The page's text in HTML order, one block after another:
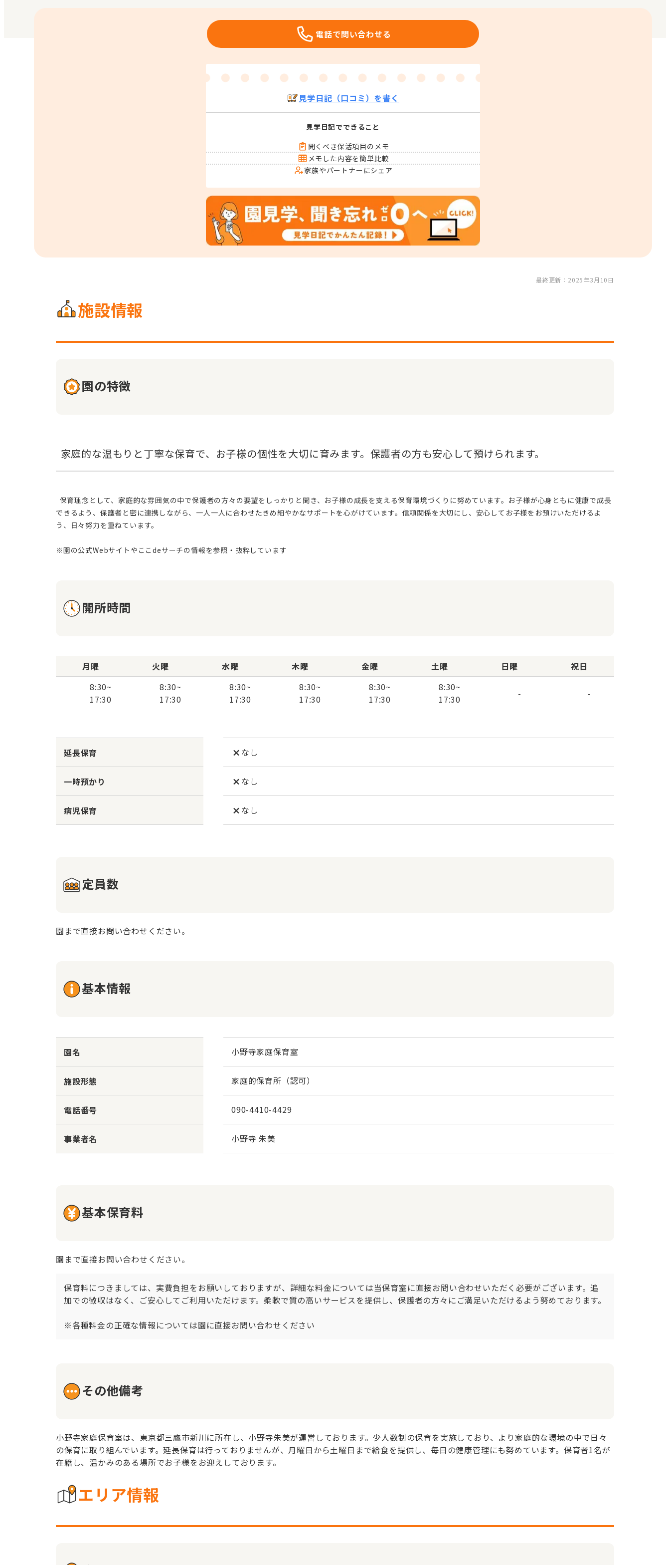
電話で問い合わせる
見学日記（口コミ）を書く
見学日記でできること
聞くべき保活項目のメモ
メモした内容を簡単比較
家族やパートナーにシェア
最終更新：2025年3月10日
施設情報
園の特徴
できるよう、保護者と密に連携しながら、一人一人に合わせたきめ細やかなサポートを心がけています。信頼関係を大切にし、安心してお子様をお預けいただけるよ
う、日々努力を重ねています。
開所時間
月曜
8:30~
17:30
火曜
8:30~
17:30
水曜
8:30~
17:30
木曜
8:30~
17:30
金曜
8:30~
17:30
土曜
8:30~
17:30
日曜
-
祝日
-
延長保育 なし
一時預かり なし
病児保育 なし
定員数
園まで直接お問い合わせください。
基本情報
園名 小野寺家庭保育室
施設形態 家庭的保育所（認可）
電話番号 090-4410-4429
事業者名 小野寺 朱美
基本保育料
園まで直接お問い合わせください。
保育料につきましては、実費負担をお願いしておりますが、詳細な料金については当保育室に直接お問い合わせいただく必要がございます。追
加での徴収はなく、ご安心してご利用いただけます。柔軟で質の高いサービスを提供し、保護者の方々にご満足いただけるよう努めております。
※各種料金の正確な情報については園に直接お問い合わせください
その他備考
小野寺家庭保育室は、東京都三鷹市新川に所在し、小野寺朱美が運営しております。少人数制の保育を実施しており、より家庭的な環境の中で日々
の保育に取り組んでいます。延長保育は行っておりませんが、月曜日から土曜日まで給食を提供し、毎日の健康管理にも努めています。保育者1名が
在籍し、温かみのある場所でお子様をお迎えしております。
エリア情報